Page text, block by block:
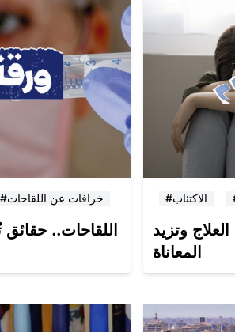
#خرافات عن اللقاحات #الاكتئاب
وتزيد
المعاناة